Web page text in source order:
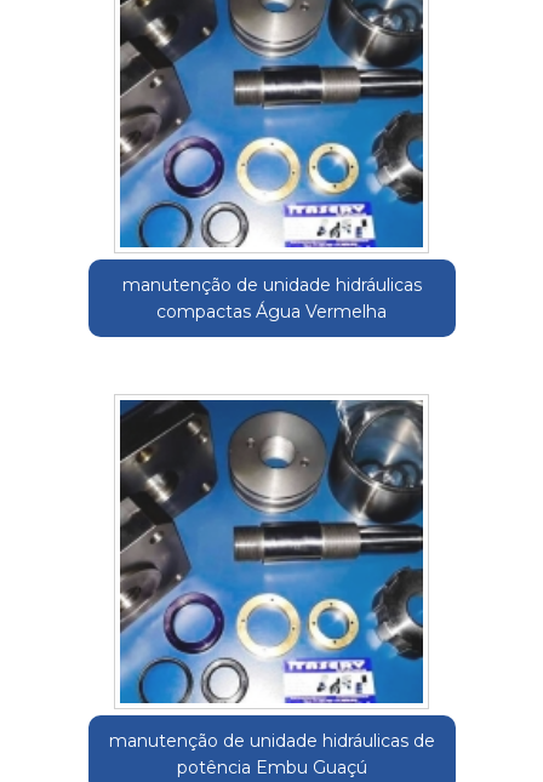
manutenção de unidade hidráulicas
compactas Água Vermelha
manutenção de unidade hidráulicas de
potência Embu Guaçú